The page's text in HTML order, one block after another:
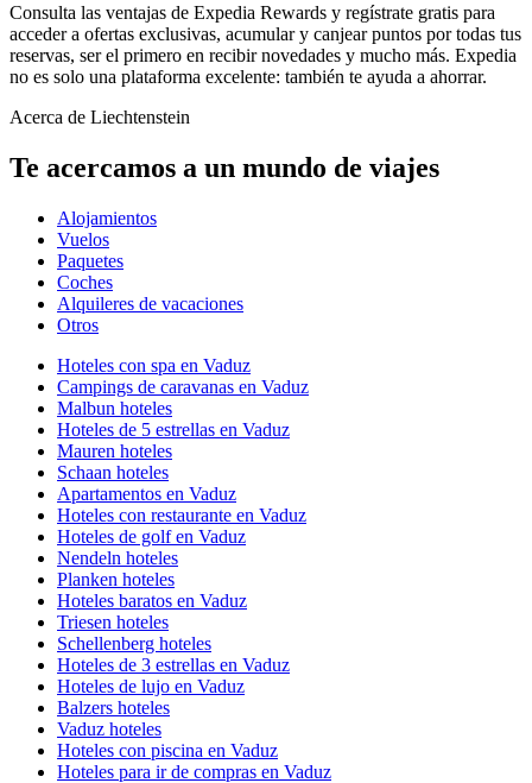
Consulta las ventajas de Expedia Rewards y regístrate gratis para
acceder a ofertas exclusivas, acumular y canjear puntos por todas tus
reservas, ser el primero en recibir novedades y mucho más. Expedia
no es solo una plataforma excelente: también te ayuda a ahorrar.
Acerca de Liechtenstein
Te acercamos a un mundo de viajes
Alojamientos
Vuelos
Paquetes
Coches
Alquileres de vacaciones
Otros
Hoteles con spa en Vaduz
Campings de caravanas en Vaduz
Malbun hoteles
Hoteles de 5 estrellas en Vaduz
Mauren hoteles
Schaan hoteles
Apartamentos en Vaduz
Hoteles con restaurante en Vaduz
Hoteles de golf en Vaduz
Nendeln hoteles
Planken hoteles
Hoteles baratos en Vaduz
Triesen hoteles
Schellenberg hoteles
Hoteles de 3 estrellas en Vaduz
Hoteles de lujo en Vaduz
Balzers hoteles
Vaduz hoteles
Hoteles con piscina en Vaduz
Hoteles para ir de compras en Vaduz